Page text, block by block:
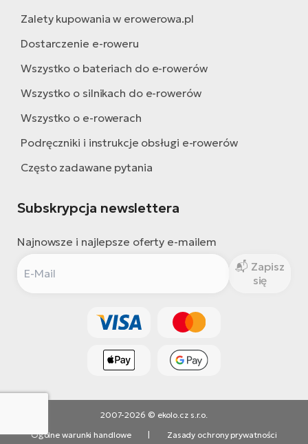
Zalety kupowania w erowerowa.pl
Dostarczenie e-roweru
Wszystko o bateriach do e-rowerów
Wszystko o silnikach do e-rowerów
Wszystko o e-rowerach
Podręczniki i instrukcje obsługi e-rowerów
Często zadawane pytania
Subskrypcja newslettera
Najnowsze i najlepsze oferty e-mailem
się
2007-2026 © ekolo.cz s.r.o.
Ogólne warunki handlowe
Zasady ochrony prywatności